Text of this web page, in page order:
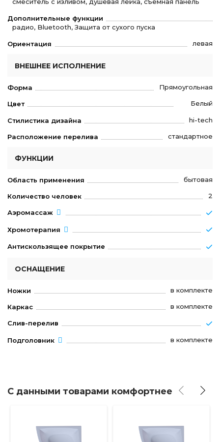
смеситель с изливом, душевая лейка, съемная панель
Дополнительные функции
радио, Bluetooth, Защита от сухого пуска
Ориентация левая
ВНЕШНЕЕ ИСПОЛНЕНИЕ
Форма Прямоугольная
Цвет Белый
Стилистика дизайна hi-tech
Расположение перелива стандартное
ФУНКЦИИ
Область применения бытовая
Количество человек 2
Аэромассаж
Хромотерапия
Антискользящее покрытие
ОСНАЩЕНИЕ
Ножки в комплекте
Каркас в комплекте
Слив-перелив
Подголовник в комплекте
С данными товарами комфортнее